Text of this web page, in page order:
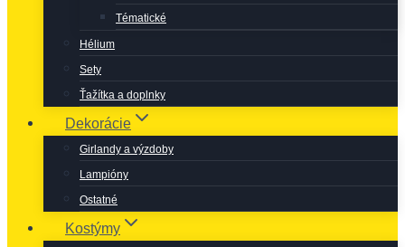
Tématické
Hélium
Sety
Ťažítka a doplnky
Dekorácie
Girlandy a výzdoby
Lampióny
Ostatné
Kostýmy